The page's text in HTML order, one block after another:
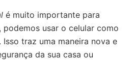
é muito importante para
podemos usar o celular como
Isso traz uma maneira nova e
da sua casa ou